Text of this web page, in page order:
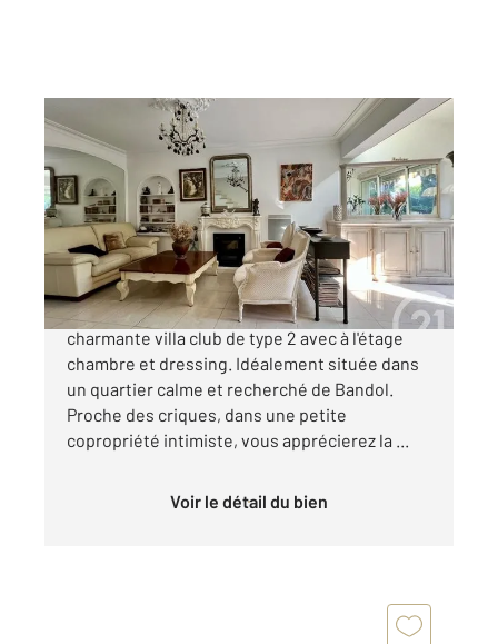
BANDOL 83
47,58 m
, 3 pièces
Ref : 718
Appartement T2 à vendre
315 700 €
BANDOL VILLA CLUB Venez découvrir cette
charmante villa club de type 2 avec à l'étage
chambre et dressing. Idéalement située dans
un quartier calme et recherché de Bandol.
Proche des criques, dans une petite
copropriété intimiste, vous apprécierez la ...
Voir le détail du bien